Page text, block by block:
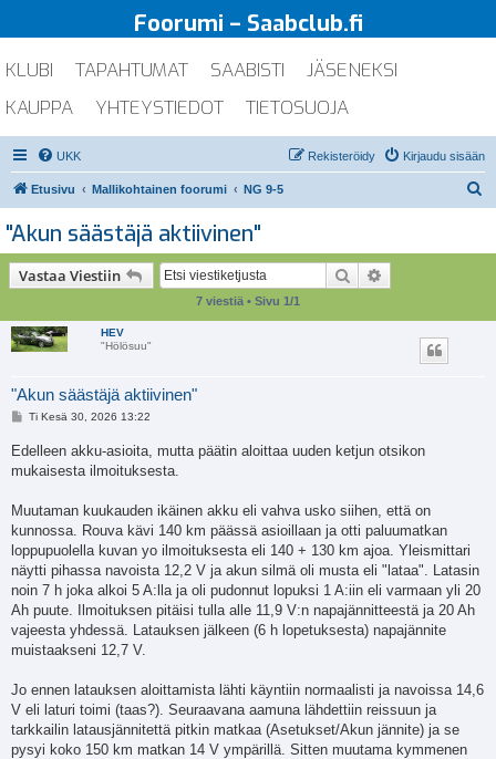
Foorumi – Saabclub.fi
KLUBI TAPAHTUMAT SAABISTI
JÄSENEKSI
KAUPPA
YHTEYSTIEDOT TIETOSUOJA
UKK Kirjaudu sisään
Rekisteröidy
Etusivu Mallikohtainen foorumi NG 9-5
"Akun säästäjä aktiivinen"
Vastaa Viestiin Etsi
7 viestiä • Sivu 1/1
HEV
"Hölösuu"
"Akun säästäjä aktiivinen"
V
s
t
Ti Kesä 30, 2026 13:22
Edelleen akku-asioita, mutta päätin aloittaa uuden ketjun otsikon
mukaisesta ilmoituksesta.
Muutaman kuukauden ikäinen akku eli vahva usko siihen, että on
kunnossa. Rouva kävi 140 km päässä asioillaan ja otti paluumatkan
loppupuolella kuvan yo ilmoituksesta eli 140 + 130 km ajoa. Yleismittari
näytti pihassa navoista 12,2 V ja akun silmä oli musta eli "lataa". Latasin
noin 7 h joka alkoi 5 A:lla ja oli pudonnut lopuksi 1 A:iin eli varmaan yli 20
Ah puute. Ilmoituksen pitäisi tulla alle 11,9 V:n napajännitteestä ja 20 Ah
vajeesta yhdessä. Latauksen jälkeen (6 h lopetuksesta) napajännite
muistaakseni 12,7 V.
Jo ennen latauksen aloittamista lähti käyntiin normaalisti ja navoissa 14,6
V eli laturi toimi (taas?). Seuraavana aamuna lähdettiin reissuun ja
tarkkailin latausjännitettä pitkin matkaa (Asetukset/Akun jännite) ja se
pysyi koko 150 km matkan 14 V ympärillä. Sitten muutama kymmenen